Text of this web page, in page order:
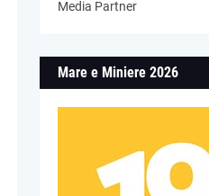
Media Partner
Mare e Miniere 2026